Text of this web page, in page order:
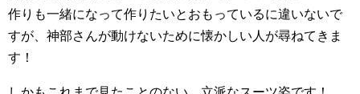
作りも一緒になって作りたいとおもっているに違いないで
すが、神部さんが動けないために懐かしい人が尋ねてきま
す！